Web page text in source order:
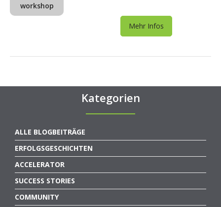
workshop
Mehr Infos
Kategorien
ALLE BLOGBEITRÄGE
ERFOLGSGESCHICHTEN
ACCELERATOR
SUCCESS STORIES
COMMUNITY